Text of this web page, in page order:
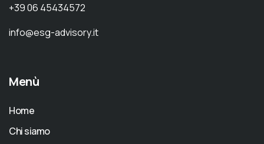
+39 06 45434572
info@esg-advisory.it
Menù
Home
Chi siamo